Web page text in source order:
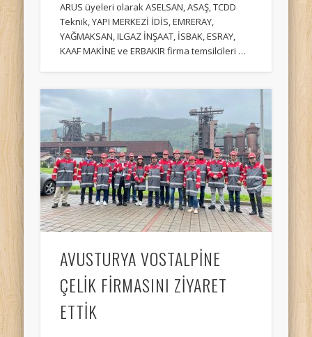
ARUS üyeleri olarak ASELSAN, ASAŞ, TCDD
Teknik, YAPI MERKEZİ İDİS, EMRERAY,
YAĞMAKSAN, ILGAZ İNŞAAT, İSBAK, ESRAY,
KAAF MAKİNE ve ERBAKIR firma temsilcileri …
AVUSTURYA VOSTALPİNE
ÇELİK FİRMASINI ZİYARET
ETTİK